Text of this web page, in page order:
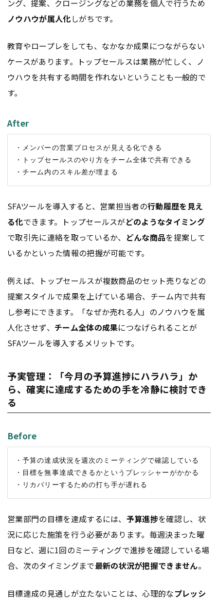
ング、提案、クロージングなどの業務を個人で行うため
ノウハウが属人化しがちです。
教育やロープレをしても、なかなか成果につながらない
ケースがあります。トップセールスは業務が忙しく、ノ
ウハウを共有する時間を作れないということも一般的で
す。
After
・メンバーの営業プロセスが見える化できる
・トップセールスのやり方をチーム全体で共有できる
SFAツールを導入すると、営業担当者の行動履歴を見え
る化できます。トップセールスがどのようなタイミング
で取引先に連絡を取っているか、 どんな商品を提案して
いるかといった情報の把握が可能です。
例えば、トップセールスが複数商品のセット売りなどの
提案スタイルで成果を上げている場合、チーム内で共有
し参考にできます。「なぜか売れる人」のノウハウを属
人化させず、 チーム全体の成果につなげられることが
SFAツールを導入するメリットです。
予実管理：「今月の予算進捗にハラハラ」か
ら、確実に達成するための手を冷静に検討でき
る
Before
・予算の達成状況を週次のミーティングで確認している
・目標を無事達成できるかというプレッシャーがかかる
営業部門の目標を達成するには、 予算進捗を確認し、状
況に応じた施策を行う必要があります。毎週決まった曜
日など、週に1回のミーティングで進捗を確認している場
合、次のタイミングまで最新の状況が把握できません。
目標達成の見通しが立たないことは、心理的なプレッシ